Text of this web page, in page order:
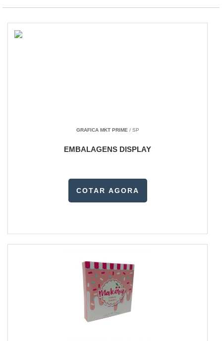
GRAFICA MKT PRIME/ SP
EMBALAGENS DISPLAY
COTAR AGORA